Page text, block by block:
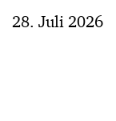
28. Juli 2026